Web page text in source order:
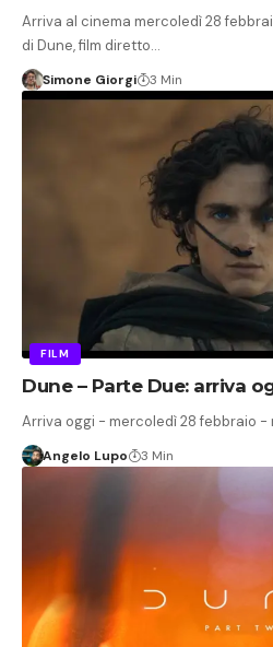
Arriva al cinema mercoledì 28
di Dune, film diretto…
Simone Giorgi 3 Min
FILM
Dune – Parte Due: arriva
Arriva oggi - mercoledì 28 febbraio
Angelo Lupo 3 Min